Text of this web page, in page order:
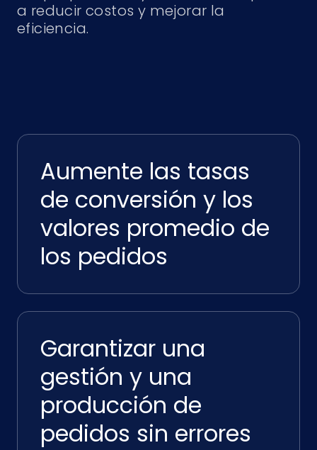
a reducir costos y mejorar la
eficiencia.
Aumente las tasas
de conversión y los
valores promedio de
los pedidos
Garantizar una
gestión y una
producción de
pedidos sin errores